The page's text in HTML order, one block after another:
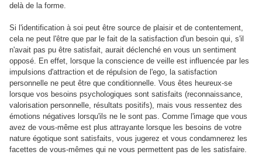
delà de la forme.
Si l'identification à soi peut être source de plaisir et de contentement,
cela ne peut l'être que par le fait de la satisfaction d'un besoin qui, s'il
n'avait pas pu être satisfait, aurait déclenché en vous un sentiment
opposé. En effet, lorsque la conscience de veille est influencée par les
impulsions d'attraction et de répulsion de l'ego, la satisfaction
personnelle ne peut être que conditionnelle. Vous êtes heureux-se
lorsque vos besoins psychologiques sont satisfaits (reconnaissance,
valorisation personnelle, résultats positifs), mais vous ressentez des
émotions négatives lorsqu'ils ne le sont pas. Comme l'image que vous
avez de vous-même est plus attrayante lorsque les besoins de votre
nature égotique sont satisfaits, vous jugerez et vous condamnerez les
facettes de vous-mêmes qui ne vous permettent pas de les satisfaire.